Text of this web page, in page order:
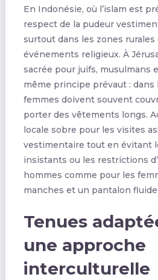
En Indonésie, où l’islam est
respect de la pudeur
surtout dans les zones rurales
événements religieux. À
sacrée pour juifs, musulmans
même principe prévaut : dans
femmes doivent souvent
porter des vêtements longs.
locale sobre pour les visites
vestimentaire tout en évitant
insistants ou les restrictions
hommes comme pour les
manches et un pantalon
Tenues
une approche
interculturelle